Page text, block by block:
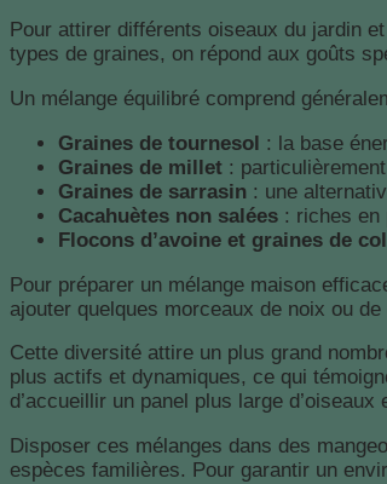
Pour attirer différents oiseaux du jardin
types de graines, on répond aux goûts
Un mélange équilibré comprend
Graines de tournesol : la base
Graines de millet :
Graines de sarrasin : une
Cacahuètes non salées : riches en
Flocons d’avoine et graines de
Pour préparer un mélange maison
ajouter quelques morceaux de noix ou
Cette diversité attire un plus grand
plus actifs et dynamiques, ce qui
d’accueillir un panel plus large
Disposer ces mélanges dans des
espèces familières. Pour garantir un